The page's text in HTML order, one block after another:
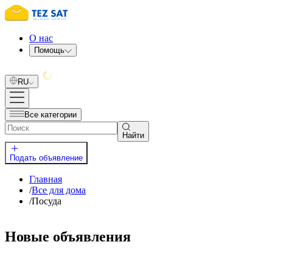
О нас
Помощь
RU
Все категории
Найти
Подать объявление
Главная
/Все для дома
/Посуда
Новые объявления